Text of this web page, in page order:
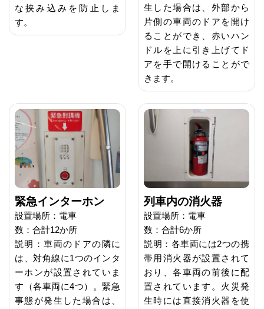
な挟み込みを防止しま
す。
生した場合は、外部から
片側の車両のドアを開け
ることができ、赤いハン
ドルを上に引き上げてド
アを手で開けることがで
きます。
緊急インターホン
設置場所：電車
数：合計12か所
説明：車両のドアの隣に
は、対角線に1つのインタ
ーホンが設置されていま
す（各車両に4つ）。緊急
事態が発生した場合は、
列車内の消火器
設置場所：電車
数：合計6か所
説明：各車両には2つの携
帯用消火器が設置されて
おり、各車両の前後に配
置されています。火災発
生時には直接消火器を使